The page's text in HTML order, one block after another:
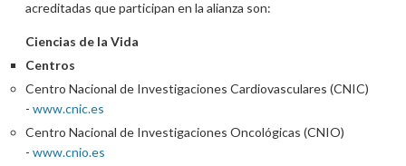
acreditadas que participan en la alianza son:
Ciencias de la Vida
Centros
Centro Nacional de Investigaciones Cardiovasculares (CNIC)
- www.cnic.es
Centro Nacional de Investigaciones Oncológicas (CNIO)
- www.cnio.es